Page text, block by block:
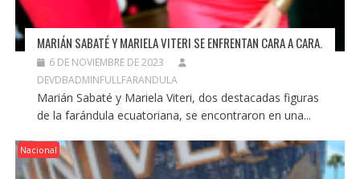
MARIÁN SABATÉ Y MARIELA VITERI SE ENFRENTAN CARA A CARA.
6 DE NOVIEMBRE DE 2023
DEVDBADMINFULLFARANDULA
Marián Sabaté y Mariela Viteri, dos destacadas figuras
de la farándula ecuatoriana, se encontraron en una...
Nacional